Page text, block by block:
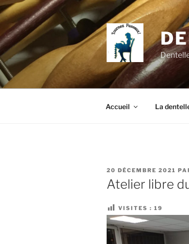
Aller
au
contenu
principal
Accueil La
PUBLIÉ
LE
20 DÉCEMBRE 2021
Atelier libre
VISITES : 19